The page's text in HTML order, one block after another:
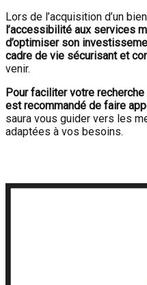
Lors de l’acquisition d’un
l’accessibilité aux services
d’optimiser son
cadre de vie sécurisant et
venir.
Pour faciliter votre
est recommandé de faire
saura vous guider vers les
adaptées à vos besoins.